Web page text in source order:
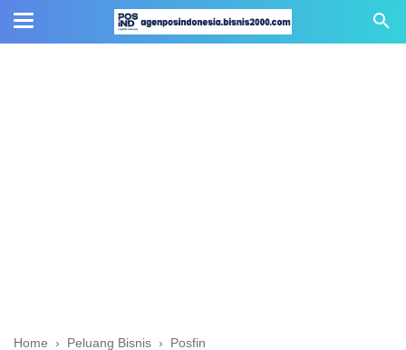
Home › Peluang Bisnis › Posfin